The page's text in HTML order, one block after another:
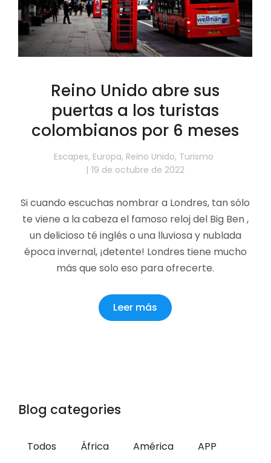
Reino Unido abre sus
puertas a los turistas
colombianos por 6 meses
Escapes, Europa, Reino Unido, Turismo
19 de octubre de 2022
Si cuando escuchas nombrar a Londres, tan sólo
te viene a la cabeza el famoso reloj del Big Ben ,
un delicioso té inglés o una lluviosa y nublada
época invernal, ¡detente! Londres tiene mucho
más que solo eso para ofrecerte.
Leer más
Blog categories
Todos África América APP